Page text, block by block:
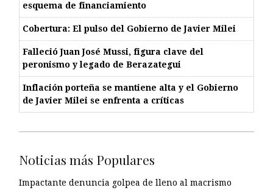
esquema de financiamiento
Cobertura: El pulso del Gobierno de Javier Milei
Falleció Juan José Mussi, figura clave del
peronismo y legado de Berazategui
Inflación porteña se mantiene alta y el Gobierno
de Javier Milei se enfrenta a críticas
Noticias más Populares
Impactante denuncia golpea de lleno al macrismo